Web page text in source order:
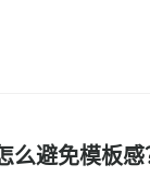
避免模板感